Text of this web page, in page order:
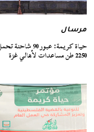
مرسال
حياة كريمة: عبور 90 شاحنة
2250 طن مساعدات لأهالي غزة